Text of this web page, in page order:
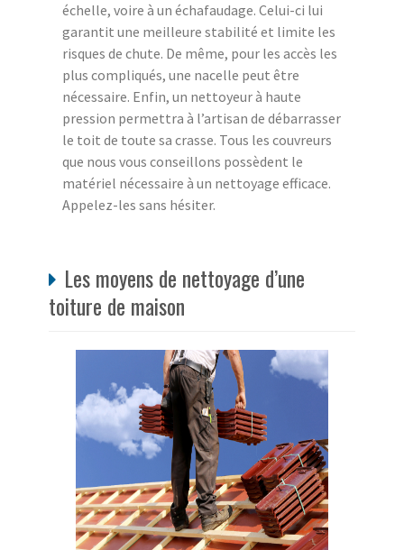
échelle, voire à un échafaudage. Celui-ci lui
garantit une meilleure stabilité et limite les
risques de chute. De même, pour les accès les
plus compliqués, une nacelle peut être
nécessaire. Enfin, un nettoyeur à haute
pression permettra à l’artisan de débarrasser
le toit de toute sa crasse. Tous les couvreurs
que nous vous conseillons possèdent le
matériel nécessaire à un nettoyage efficace.
Appelez-les sans hésiter.
Les moyens de nettoyage d’une
toiture de maison